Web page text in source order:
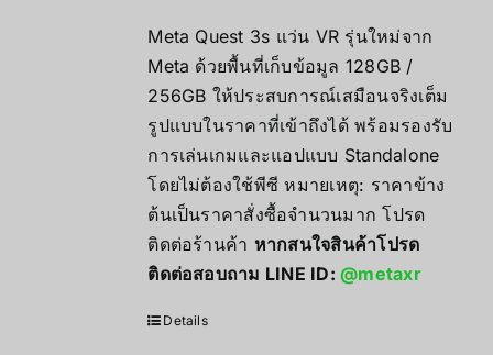
12,690.00฿
–
17,490.00฿
Meta Quest 3s แว่น VR รุ่นใหม่จาก
Meta ด้วยพื้นที่เก็บข้อมูล 128GB /
256GB ให้ประสบการณ์เสมือนจริงเต็ม
รูปแบบในราคาที่เข้าถึงได้ พร้อมรองรับ
การเล่นเกมและแอปแบบ Standalone
โดยไม่ต้องใช้พีซี หมายเหตุ: ราคาข้าง
ต้นเป็นราคาสั่งซื้อจำนวนมาก โปรด
ติดต่อร้านค้า หากสนใจสินค้าโปรด
ติดต่อสอบถาม LINE ID:@metaxr
Details